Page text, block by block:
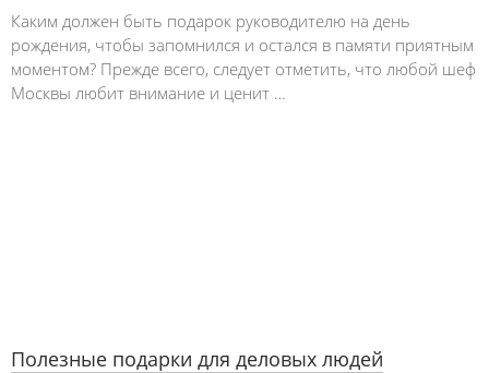
Каким должен быть подарок руководителю на день
рождения, чтобы запомнился и остался в памяти приятным
моментом? Прежде всего, следует отметить, что любой шеф
Москвы любит внимание и ценит …
Полезные подарки для деловых людей